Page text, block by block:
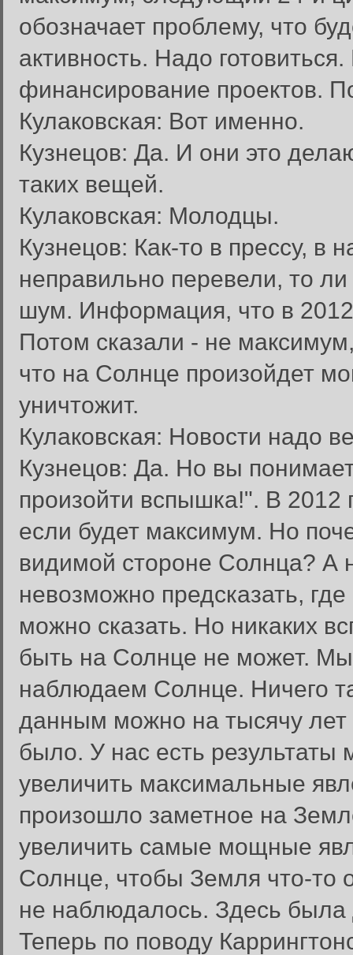
обозначает проблему, что
активность. Надо
финансирование проектов.
Кулаковская: Вот именно.
Кузнецов: Да. И они это
таких вещей.
Кулаковская: Молодцы.
Кузнецов: Как-то в прессу, в
неправильно перевели, то
шум. Информация, что в 2012
Потом сказали - не
что на Солнце произойдет
уничтожит.
Кулаковская: Новости надо
Кузнецов: Да. Но вы
произойти вспышка!". В 2012
если будет максимум. Но
видимой стороне Солнца? А
невозможно предсказать,
можно сказать. Но никаких
быть на Солнце не может. Мы
наблюдаем Солнце. Ничего
данным можно на тысячу лет
было. У нас есть результаты
увеличить максимальные
произошло заметное на
увеличить самые мощные
Солнце, чтобы Земля что-то
не наблюдалось. Здесь была
Теперь по поводу